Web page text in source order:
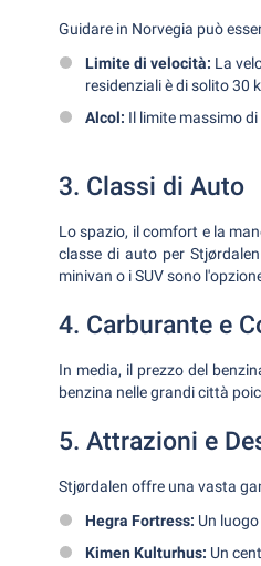
Guidare in Norvegia può
Limite di velocità: La
residenziali è di solito 30
Alcol: Il limite massimo di
3. Classi di Auto
Lo spazio, il comfort e la
classe di auto per
minivan o i SUV sono
4. Carburante e
In media, il prezzo del
benzina nelle grandi città
5. Attrazioni e
Stjørdalen offre una vasta
Hegra Fortress: Un
Kimen Kulturhus: Un